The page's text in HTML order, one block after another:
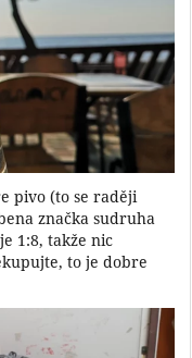
pivo (to se raději
značka sudruha
1:8, takže nic
to je dobre